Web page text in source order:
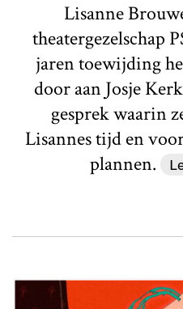
Lisanne
theatergezelschap
jaren toewijding
door aan Josje
gesprek waarin
Lisannes tijd en
plannen.